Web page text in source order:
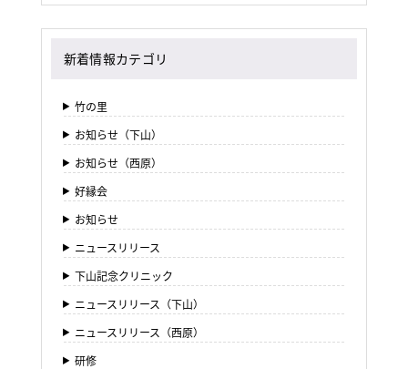
新着情報カテゴリ
竹の里
お知らせ（下山）
お知らせ（西原）
好縁会
お知らせ
ニュースリリース
下山記念クリニック
ニュースリリース（下山）
ニュースリリース（西原）
研修